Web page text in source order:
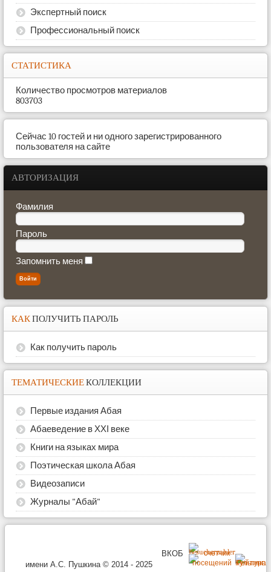
Экспертный поиск
Профессиональный поиск
СТАТИСТИКА
Количество просмотров материалов
803703
Сейчас 10 гостей и ни одного зарегистрированного
пользователя на сайте
АВТОРИЗАЦИЯ
Фамилия
Пароль
Запомнить меня
КАКПОЛУЧИТЬ ПАРОЛЬ
Как получить пароль
ТЕМАТИЧЕСКИЕКОЛЛЕКЦИИ
Первые издания Абая
Абаеведение в ХХІ веке
Книги на языках мира
Поэтическая школа Абая
Видеозаписи
Журналы "Абай"
ВКОБ
имени А.С. Пушкина © 2014 - 2025